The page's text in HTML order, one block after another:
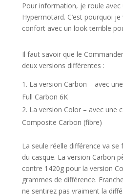
Pour information, je roule avec
Hypermotard. C’est pourquoi
confort avec un look terrible
Il faut savoir que le
deux versions différentes :
La version Carbon – avec
Full Carbon 6K
La version Color – avec une
Composite Carbon (fibre)
La seule réelle différence va se
du casque. La version Carbon
contre 1420g pour la version
grammes de différence.
ne sentirez pas vraiment la